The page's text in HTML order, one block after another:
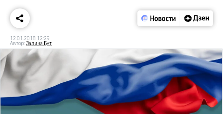
12.01.2018 12:29
Автор:Залина Бут